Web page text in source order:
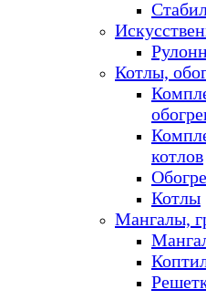
Котлы,
котлов
Котлы
Мангалы,